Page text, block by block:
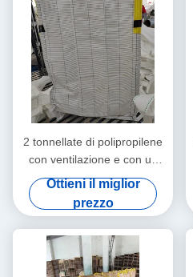
2 tonnellate di polipropilene
con ventilazione e con un
tessuto conduttivo
Ottieni il miglior
prezzo